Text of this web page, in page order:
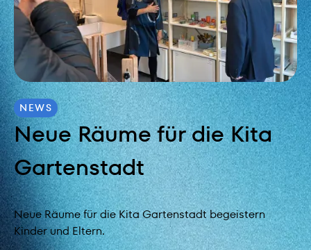
NEWS
Neue Räume für die Kita
Gartenstadt
Neue Räume für die Kita Gartenstadt begeistern
Kinder und Eltern.